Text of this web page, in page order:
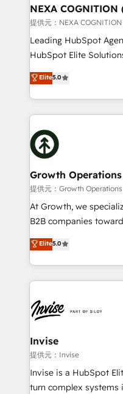
the world. Our human approach to digital
transformation is
to grow. And we're
businesses leading
record migrating
Platforms such as
with attract and retain
business people and
NEXA COGNITION
提供元：NEXA
Leading HubSpot
HubSpot Elite
ranks in the top 1% of
has been one of the
2012. We empower
potential of HubSpot
insights with technical
bespoke HubSpot
measurable growth and
Choose Nexa Cognition? 🚀 HubSpot
certified team
marketing
Custom Solutions:
HubSpot with your
Results: We’ve helped
Packages: Choose
solutions. We offer
Elite5.0
Growth
提供元：Growth
At Growth, we
B2B companies
focus is on fine-tuning
sales, and marketing
marketing agencies,
operational aspects
functioning optimally. With our expertise in leading
platforms like
wealth of knowledge
Our strategies are
needs, ensuring a
with your growth
Elite5.0
Invise
提供元：Invise
Invise is a HubSpot
turn complex systems